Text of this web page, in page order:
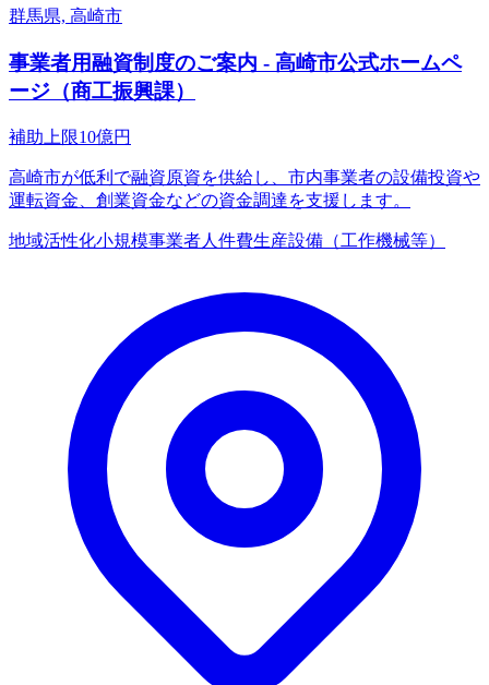
群馬県, 高崎市
事業者用融資制度のご案内 - 高崎市公式ホームペ
ージ（商工振興課）
補助上限10億円
高崎市が低利で融資原資を供給し、市内事業者の設備投資や
運転資金、創業資金などの資金調達を支援します。
地域活性化小規模事業者人件費生産設備（工作機械等）